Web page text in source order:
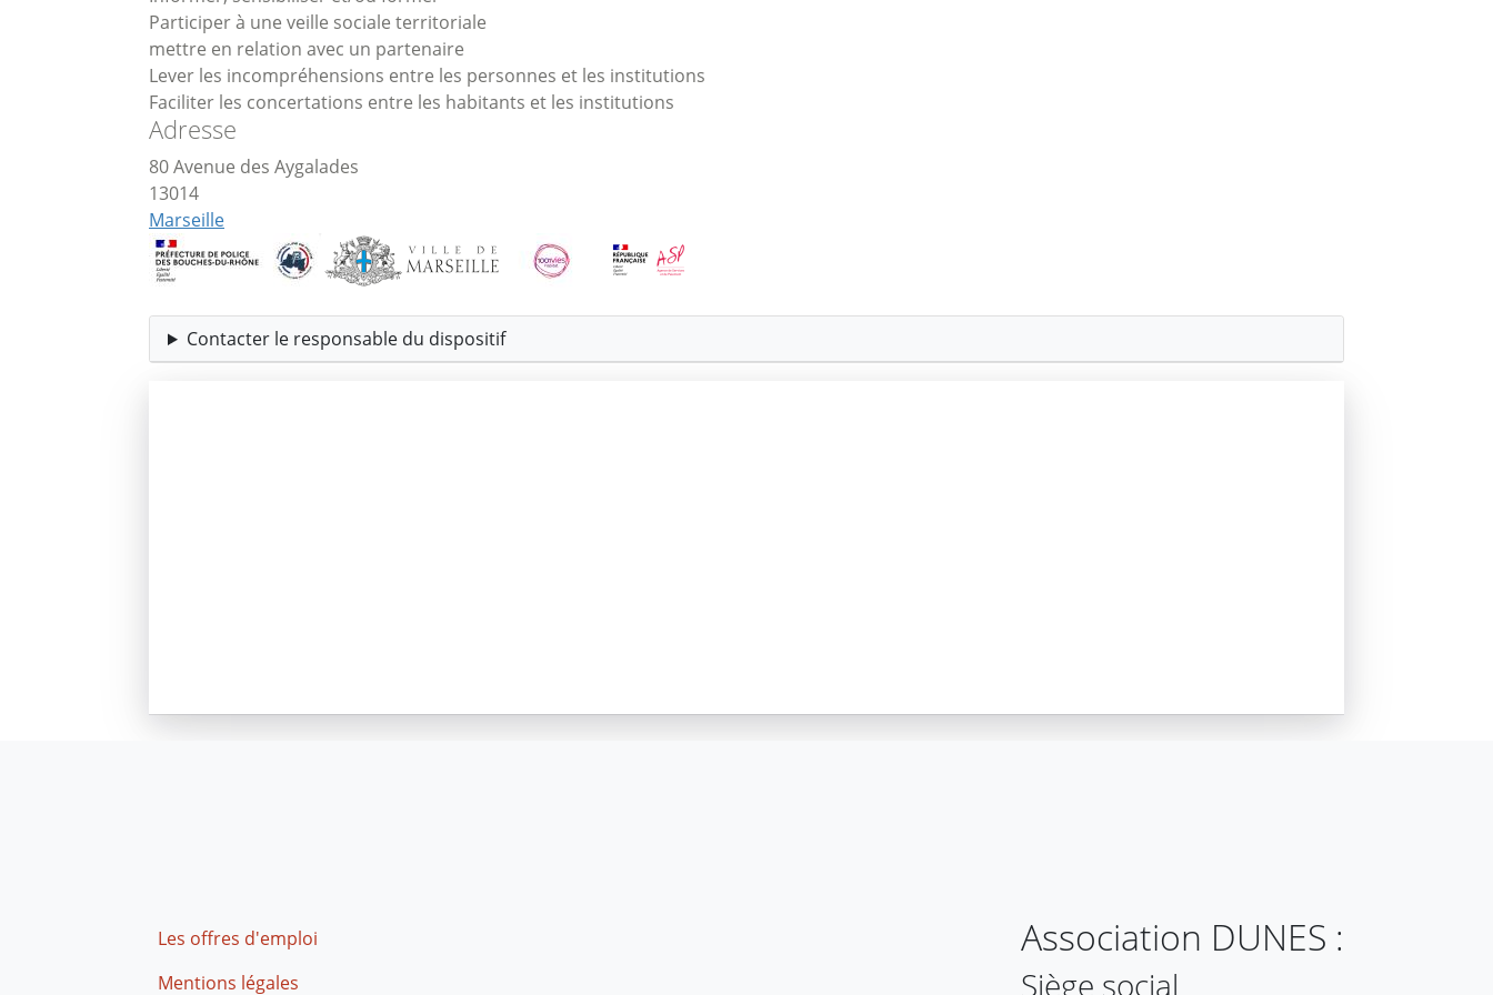
Participer à une veille sociale territoriale
mettre en relation avec un partenaire
Lever les incompréhensions entre les personnes et les institutions
Faciliter les concertations entre les habitants et les institutions
Adresse
80 Avenue des Aygalades
13014
Marseille
Contacter le responsable du dispositif
Footer
Les offres d'emploi
Mentions légales
Association DUNES :
Siège social